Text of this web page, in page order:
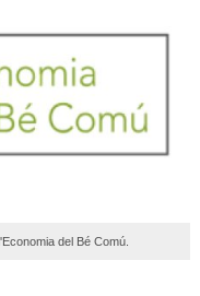
del Bé Comú.